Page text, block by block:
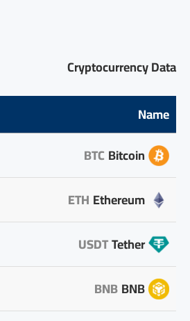
Cryptocurrency Data
Name
Bitcoin
BTC
Ethereum
ETH
Tether
USDT
BNB
BNB